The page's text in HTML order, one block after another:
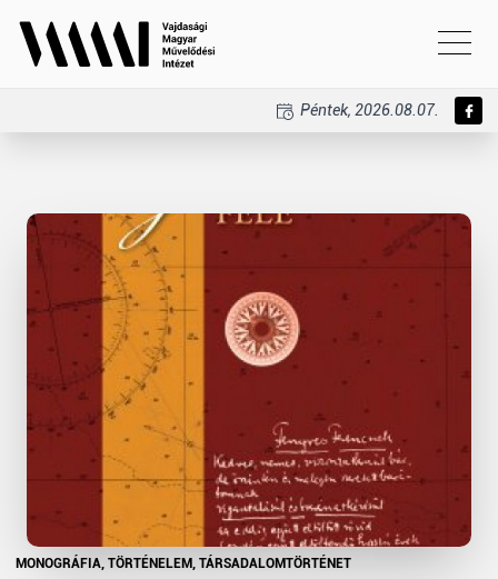
Péntek, 2026.08.07.
MONOGRÁFIA, TÖRTÉNELEM, TÁRSADALOMTÖRTÉNET